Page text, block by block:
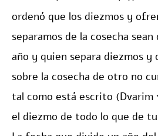
ordenó que los diezmos y
separamos de la cosecha
año y quien separa diezmos y
sobre la cosecha de otro no
tal como está escrito (Dvarim
el diezmo de todo lo que de